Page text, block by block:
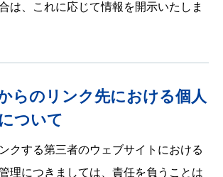
は、これに応じて情報を開示いたしま
らのリンク先における個人
ついて
クする第三者のウェブサイトにおける
理につきましては、責任を負うことは